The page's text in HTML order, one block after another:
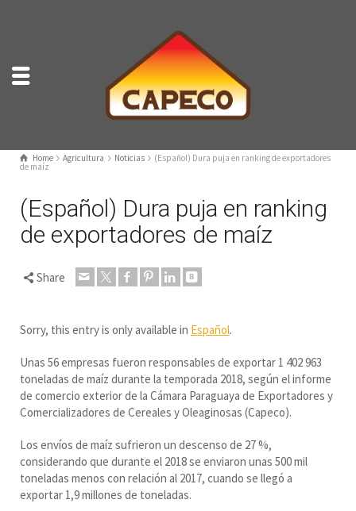
Home Agricultura Noticias (Español) Dura puja en ranking de exportadores
de maíz
(Español) Dura puja en ranking
de exportadores de maíz
Share
Sorry, this entry is only available in Español.
Unas 56 empresas fueron responsables de exportar 1 402 963
toneladas de maíz durante la temporada 2018, según el informe
de comercio exterior de la Cámara Paraguaya de Exportadores y
Comercializadores de Cereales y Oleaginosas (Capeco).
Los envíos de maíz sufrieron un descenso de 27 %,
considerando que durante el 2018 se enviaron unas 500 mil
toneladas menos con relación al 2017, cuando se llegó a
exportar 1,9 millones de toneladas.